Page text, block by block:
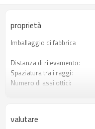
proprietà
Imballaggio di fabbrica
Distanza di rilevamento:
Spaziatura tra i raggi:
Numero di assi ottici:
Spina di interfaccia
valutare